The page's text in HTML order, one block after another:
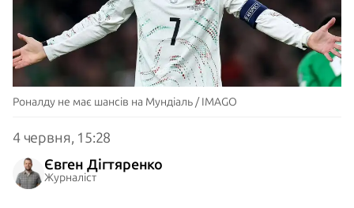
Роналду не має шансів на Мундіаль / IMAGO
4 червня, 15:28
Євген Дігтяренко
Журналіст